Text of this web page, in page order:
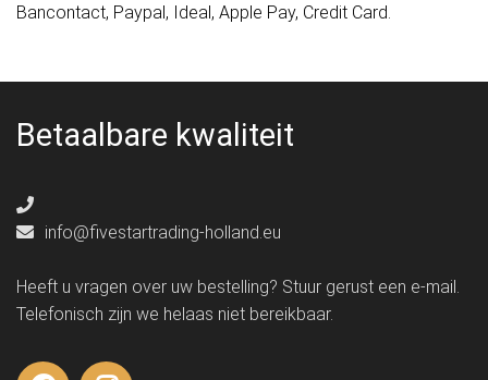
Bancontact, Paypal, Ideal, Apple Pay, Credit Card.
Betaalbare kwaliteit
info@fivestartrading-holland.eu
Heeft u vragen over uw bestelling? Stuur gerust een e-mail.
Telefonisch zijn we helaas niet bereikbaar.